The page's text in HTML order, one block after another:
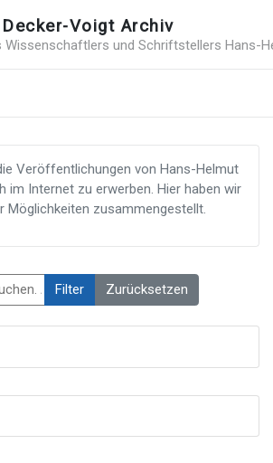
Voigt Archiv
Wissenschaftlers und Schriftstellers Hans-
Veröffentlichungen von Hans-Helmut
im Internet zu erwerben. Hier haben wir
Möglichkeiten zusammengestellt.
Als Präfix „ID:“ verwenden, um nach
Filter Zurücksetzen